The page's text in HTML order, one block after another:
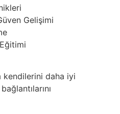
Gelişimi
kendilerini daha iyi